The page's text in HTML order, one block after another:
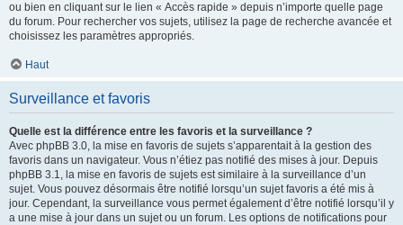
ou bien en cliquant sur le lien « Accès rapide » depuis n’importe quelle page
du forum. Pour rechercher vos sujets, utilisez la page de recherche avancée et
choisissez les paramètres appropriés.
Haut
Surveillance et favoris
Quelle est la différence entre les favoris et la surveillance ?
Avec phpBB 3.0, la mise en favoris de sujets s’apparentait à la gestion des
favoris dans un navigateur. Vous n’étiez pas notifié des mises à jour. Depuis
phpBB 3.1, la mise en favoris de sujets est similaire à la surveillance d’un
sujet. Vous pouvez désormais être notifié lorsqu’un sujet favoris a été mis à
jour. Cependant, la surveillance vous permet également d’être notifié lorsqu’il y
a une mise à jour dans un sujet ou un forum. Les options de notifications pour